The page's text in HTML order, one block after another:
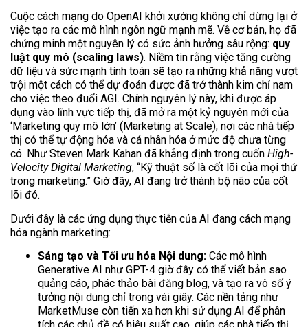
Cuộc cách mạng do OpenAI khởi xướng không chỉ dừng lại ở
việc tạo ra các mô hình ngôn ngữ mạnh mẽ. Về cơ bản, họ đã
chứng minh một nguyên lý có sức ảnh hưởng sâu rộng: quy
luật quy mô (scaling laws). Niềm tin rằng việc tăng cường
dữ liệu và sức mạnh tính toán sẽ tạo ra những khả năng vượt
trội một cách có thể dự đoán được đã trở thành kim chỉ nam
cho việc theo đuổi AGI. Chính nguyên lý này, khi được áp
dụng vào lĩnh vực tiếp thị, đã mở ra một kỷ nguyên mới của
‘Marketing quy mô lớn’ (Marketing at Scale), nơi các nhà tiếp
thị có thể tự động hóa và cá nhân hóa ở mức độ chưa từng
có. Như Steven Mark Kahan đã khẳng định trong cuốn High-
Velocity Digital Marketing, “Kỹ thuật số là cốt lõi của mọi thứ
trong marketing.” Giờ đây, AI đang trở thành bộ não của cốt
lõi đó.
Dưới đây là các ứng dụng thực tiễn của AI đang cách mạng
hóa ngành marketing:
Sáng tạo và Tối ưu hóa Nội dung: Các mô hình
Generative AI như GPT-4 giờ đây có thể viết bản sao
quảng cáo, phác thảo bài đăng blog, và tạo ra vô số ý
tưởng nội dung chỉ trong vài giây. Các nền tảng như
MarketMuse còn tiến xa hơn khi sử dụng AI để phân